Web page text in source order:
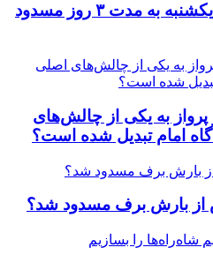
جاده چالوس از فردا یکشنبه به مدت ۳ روز مسدود
به یکی از چالش‌های
امام تبدیل شده است؟
از بارش برف مسدود شد؟